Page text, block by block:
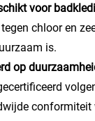
voor
chloor en
is.
op
conformiteit